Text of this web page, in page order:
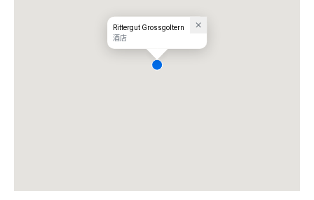
Rittergut Grossgoltern
酒店